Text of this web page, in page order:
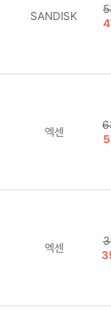
SANDISK
엑센
엑센